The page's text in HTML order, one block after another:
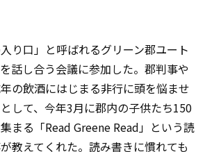
り口」と呼ばれるグリーン郡ユート
話し合う会議に参加した。郡判事や
の飲酒にはじまる非行に頭を悩ませ
して、今年3月に郡内の子供たち150
まる「Read Greene Read」という読
教えてくれた。読み書きに慣れても